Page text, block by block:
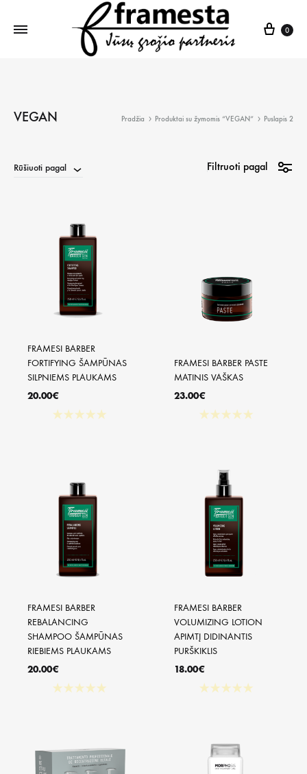
0
VEGAN Pradžia Produktai su žymomis “VEGAN” Puslapis 2
Rūšiuoti pagal Filtruoti pagal
FRAMESI BARBER
FORTIFYING ŠAMPŪNAS
SILPNIEMS PLAUKAMS
20.00€
★★★★★
FRAMESI BARBER PASTE
MATINIS VAŠKAS
23.00€
★★★★★
FRAMESI BARBER
REBALANCING
SHAMPOO ŠAMPŪNAS
RIEBIEMS PLAUKAMS
20.00€
★★★★★
FRAMESI BARBER
VOLUMIZING LOTION
APIMTĮ DIDINANTIS
PURŠKIKLIS
18.00€
★★★★★